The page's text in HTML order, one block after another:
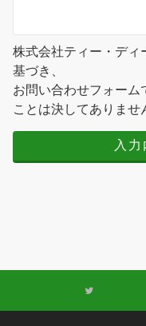
株式会社ティー・ディ
基づき、
お問い合わせフォーム
ことは決してありませ